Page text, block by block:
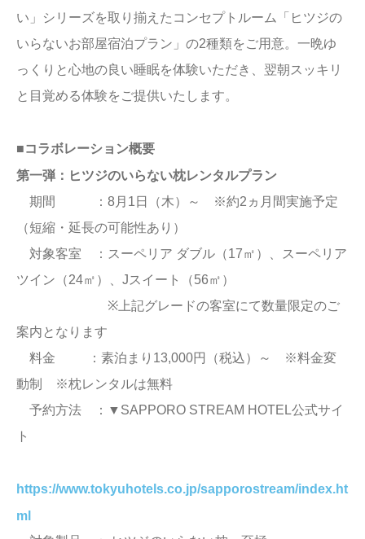
い」シリーズを取り揃えたコンセプトルーム「ヒツジの
いらないお部屋宿泊プラン」の2種類をご用意。一晩ゆ
っくりと心地の良い睡眠を体験いただき、翌朝スッキリ
と目覚める体験をご提供いたします。
■コラボレーション概要
第一弾：ヒツジのいらない枕レンタルプラン
期間 ：8月1日（木）～ ※約2ヵ月間実施予定
（短縮・延長の可能性あり）
対象客室 ：スーペリア ダブル（17㎡）、スーペリア
ツイン（24㎡）、Jスイート（56㎡）
※上記グレードの客室にて数量限定のご
案内となります
料金 ：素泊まり13,000円（税込）～ ※料金変
動制 ※枕レンタルは無料
予約方法 ：▼SAPPORO STREAM HOTEL公式サイ
ト
https://www.tokyuhotels.co.jp/sapporostream/index.ht
ml